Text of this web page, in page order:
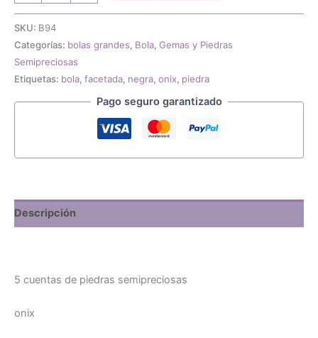
piedras
semipreciosas
onix
facetada
de
SKU: B94
Categorías: bolas grandes, Bola, Gemas y Piedras
Semipreciosas
Etiquetas: bola, facetada, negra, onix, piedra
Pago seguro garantizado
Descripción
5 cuentas de piedras semipreciosas
onix